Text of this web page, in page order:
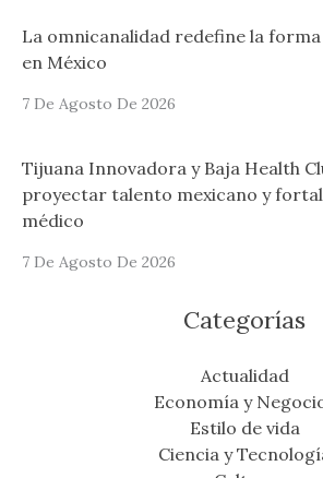
La omnicanalidad redefine la
en México
7 De Agosto De 2026
Tijuana Innovadora y Baja Health
proyectar talento mexicano y
médico
7 De Agosto De 2026
Categorías
Actualidad
Economía y
Estilo de vida
Ciencia y